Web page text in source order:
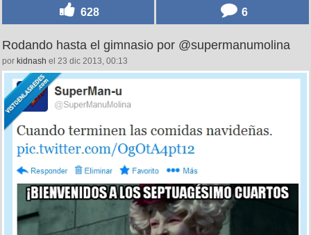
628 6
Rodando hasta el gimnasio por @supermanumolina
por kidnash el 23 dic 2013, 00:13